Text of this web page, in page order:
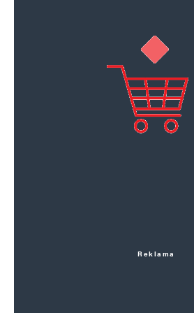
diplomatickou imunitu od
RuSSkými soudruhy z
Jsem zvědavý co vás
Reklama